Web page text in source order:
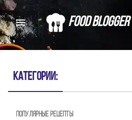
Food Blogger
Категории:
Популярные рецепты